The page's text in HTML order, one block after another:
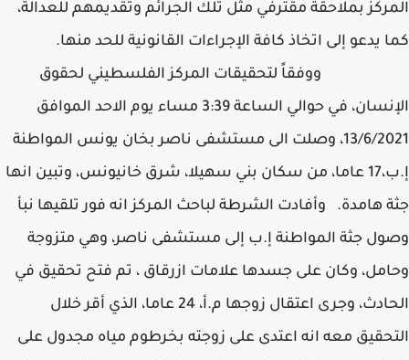
المركز بملاحقة مقترفي مثل تلك الجرائم وتقديمهم للعدالة،
كما يدعو إلى اتخاذ كافة الإجراءات القانونية للحد منها.
ووفقاً لتحقيقات المركز الفلسطيني لحقوق
الإنسان، في حوالي الساعة 3:39 مساء يوم الاحد الموافق
13/6/2021، وصلت الى مستشفى ناصر بخان يونس المواطنة
إ.ب،17 عاما، من سكان بني سهيلا، شرق خانيونس، وتبين انها
جثة هامدة. وأفادت الشرطة لباحث المركز انه فور تلقيها نبأ
وصول جثة المواطنة إ.ب إلى مستشفى ناصر، وهي متزوجة
وحامل، وكان على جسدها علامات ازرقاق ، تم فتح تحقيق في
الحادث، وجرى اعتقال زوجها م.أ، 24 عاما، الذي أقر خلال
التحقيق معه انه اعتدى على زوجته بخرطوم مياه مجدول على